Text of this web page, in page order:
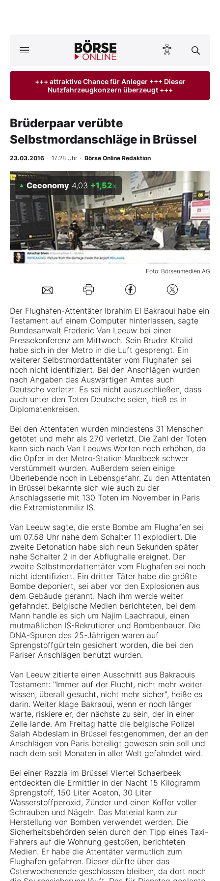
ktuelle Ausgabe BÖRSE ONLINE lesen
Anlageprodukte
Finanz-Check
BO-Musterdepots
Experten
Mein B:O
Folgen Sie uns
Kontakt
+++ attraktive Chance für Anleger +++ Dieser
Nutzfahrzeugkonzern überzeugt +++
Brüderpaar verübte
Selbstmordanschläge in Brüssel
23.03.2016 · 17:28 Uhr · Börse Online Redaktion
Foto: Börsenmedien AG
Ceconomy 4,03 +1,52%
Der Flughafen-Attentäter Ibrahim El Bakraoui habe ein
Testament auf einem Computer hinterlassen, sagte
Bundesanwalt Frederic Van Leeuw bei einer
Pressekonferenz am Mittwoch. Sein Bruder Khalid
habe sich in der Metro in die Luft gesprengt. Ein
weiterer Selbstmordattentäter vom Flughafen sei
noch nicht identifiziert. Bei den Anschlägen wurden
nach Angaben des Auswärtigen Amtes auch
Deutsche verletzt. Es sei nicht auszuschließen, dass
auch unter den Toten Deutsche seien, hieß es in
Diplomatenkreisen.
Bei den Attentaten wurden mindestens 31 Menschen
getötet und mehr als 270 verletzt. Die Zahl der Toten
kann sich nach Van Leeuws Worten noch erhöhen, da
die Opfer in der Metro-Station Maelbeek schwer
verstümmelt wurden. Außerdem seien einige
Überlebende noch in Lebensgefahr. Zu den Attentaten
in Brüssel bekannte sich wie auch zu der
Anschlagsserie mit 130 Toten im November in Paris
die Extremistenmiliz IS.
Van Leeuw sagte, die erste Bombe am Flughafen sei
um 07.58 Uhr nahe dem Schalter 11 explodiert. Die
zweite Detonation habe sich neun Sekunden später
nahe Schalter 2 in der Abflughalle ereignet. Der
zweite Selbstmordattentäter vom Flughafen sei noch
nicht identifiziert. Ein dritter Täter habe die größte
Bombe deponiert, sei aber vor den Explosionen aus
dem Gebäude gerannt. Nach ihm werde weiter
gefahndet. Belgische Medien berichteten, bei dem
Mann handle es sich um Najim Laachraoui, einen
mutmaßlichen IS-Rekrutierer und Bombenbauer. Die
DNA-Spuren des 25-Jährigen waren auf
Sprengstoffgürteln gesichert worden, die bei den
Pariser Anschlägen benutzt wurden.
Van Leeuw zitierte einen Ausschnitt aus Bakraouis
Testament: "Immer auf der Flucht, nicht mehr weiter
wissen, überall gesucht, nicht mehr sicher", heiße es
darin. Weiter klage Bakraoui, wenn er noch länger
warte, riskiere er, der nächste zu sein, der in einer
Zelle lande. Am Freitag hatte die belgische Polizei
Salah Abdeslam in Brüssel festgenommen, der an den
Anschlägen von Paris beteiligt gewesen sein soll und
nach dem seit Monaten in aller Welt gefahndet wird.
Bei einer Razzia im Brüssel Viertel Schaerbeek
entdeckten die Ermittler in der Nacht 15 Kilogramm
Sprengstoff, 150 Liter Aceton, 30 Liter
Wasserstoffperoxid, Zünder und einen Koffer voller
Schrauben und Nägeln. Das Material kann zur
Herstellung von Bomben verwendet werden. Die
Sicherheitsbehörden seien durch den Tipp eines Taxi-
Fahrers auf die Wohnung gestoßen, berichteten
Medien. Er habe die Attentäter vermutlich zum
Flughafen gefahren. Dieser dürfte über das
Osterwochenende geschlossen bleiben, da dort noch